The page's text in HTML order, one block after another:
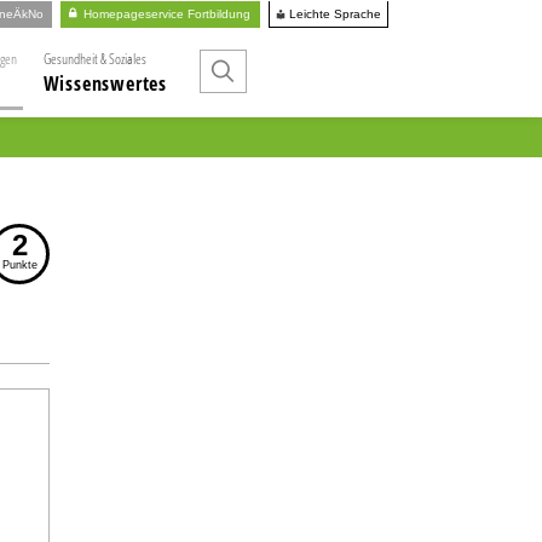
Homepageservice Fortbildung Leichte Sprache
Gesundheit & Soziales
Wissenswertes
2
Punkte